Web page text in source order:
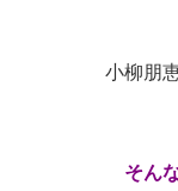
小柳朋
そん